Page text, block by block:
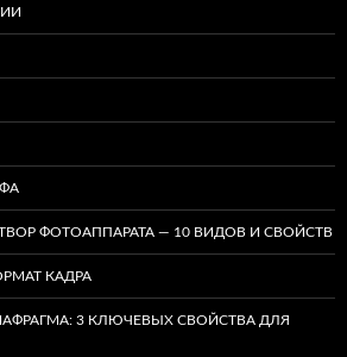
ФОТОАППАРАТА — 10 ВИДОВ И СВОЙСТВ
КАДРА
3 КЛЮЧЕВЫХ СВОЙСТВА ДЛЯ